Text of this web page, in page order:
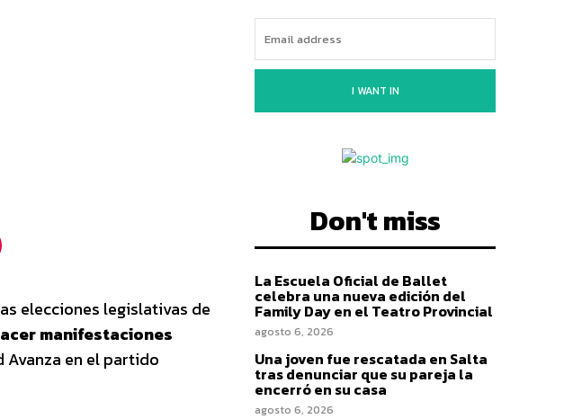
elecciones legislativas de
manifestaciones
Avanza en el partido
I WANT IN
Don't miss
La Escuela Oficial de Ballet
celebra una nueva edición del
Family Day en el Teatro Provincial
agosto 6, 2026
Una joven fue rescatada en Salta
tras denunciar que su pareja la
encerró en su casa
agosto 6, 2026